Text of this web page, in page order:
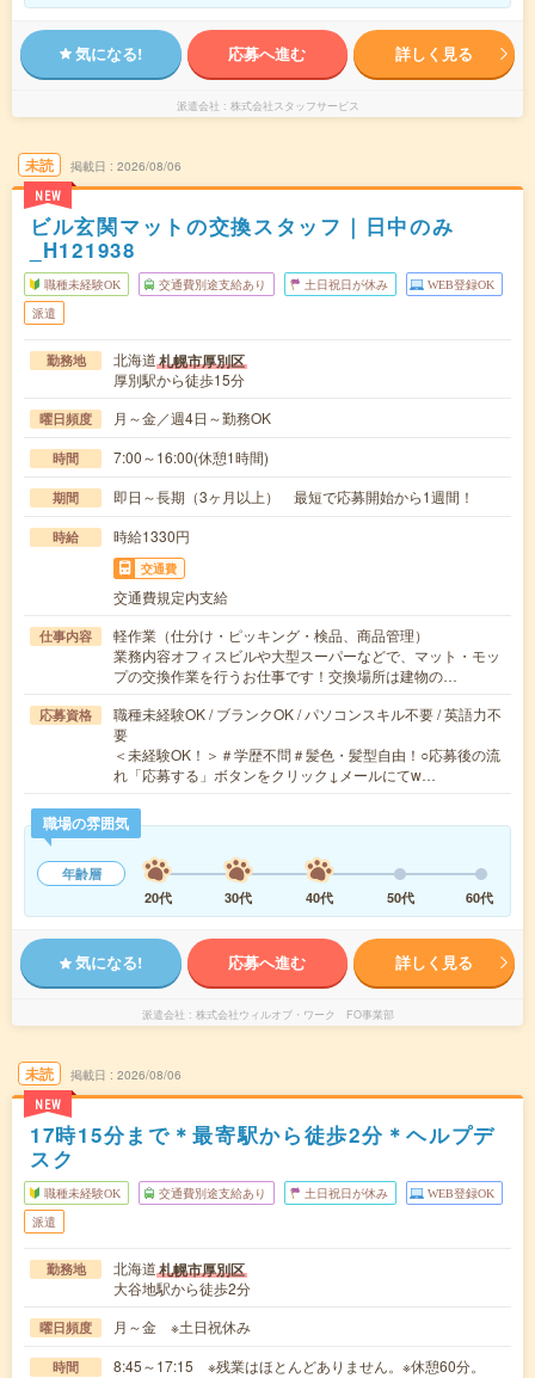
気になる! 応募へ進む 詳しく見る
派遣会社 株式会社スタッフサービス
未読
NEW
掲載日 2026/08/06
ビル玄関マットの交換スタッフ｜日中のみ
_H121938
職種未経験OK 交通費別途支給あり 土日祝日が休み WEB登録OK
派遣
勤務地 北海道札幌市厚別区
厚別駅から徒歩15分
曜日頻度 月～金／週4日～勤務OK
時間 7:00～16:00(休憩1時間)
期間 即日～長期（3ヶ月以上） 最短で応募開始から1週間！
時給 時給1330円
交通費
交通費規定内支給
仕事内容
軽作業（仕分け・ピッキング・検品、商品管理）
業務内容オフィスビルや大型スーパーなどで、マット・モッ
プの交換作業を行うお仕事です！交換場所は建物の…
応募資格
職種未経験OK / ブランクOK / パソコンスキル不要 / 英語力不
要
＜未経験OK！＞＃学歴不問＃髪色・髪型自由！○応募後の流
れ「応募する」ボタンをクリック↓メールにてw…
職場の雰囲気
年齢層
20代
30代 40代 50代 60代
気になる! 応募へ進む 詳しく見る
派遣会社 株式会社ウィルオブ・ワーク FO事業部
未読
NEW
掲載日 2026/08/06
17時15分まで＊最寄駅から徒歩2分＊ヘルプデ
スク
職種未経験OK 交通費別途支給あり 土日祝日が休み WEB登録OK
派遣
勤務地 北海道札幌市厚別区
大谷地駅から徒歩2分
曜日頻度 月～金 ※土日祝休み
時間 8:45～17:15 ※残業はほとんどありません。※休憩60分。